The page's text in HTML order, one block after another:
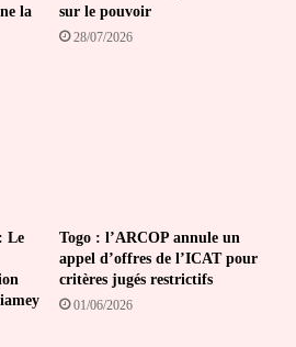
la
sur le pouvoir
28/07/2026
Le
Togo : l’ARCOP annule un
appel d’offres de l’ICAT pour
critères jugés restrictifs
01/06/2026